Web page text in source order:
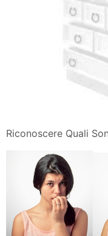
Riconoscere Quali